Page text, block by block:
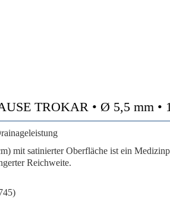
TROKAR • Ø 5,5 mm •
satinierter Oberfläche ist ein
Reichweite.